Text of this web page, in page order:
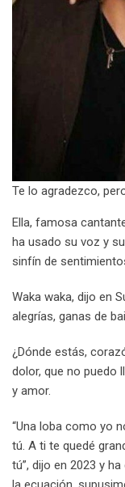
Te lo agradezco,
Ella, famosa
ha usado su voz y
sinfín de
Waka waka, dijo en
alegrías, ganas de
¿Dónde estás,
dolor, que no puedo
y amor.
“Una loba como yo
tú. A ti te quedé
tú”, dijo en 2023 y